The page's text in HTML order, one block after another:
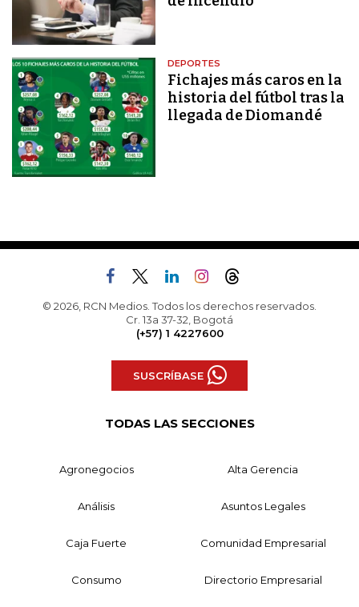
DEPORTES
Fichajes más caros en la
historia del fútbol tras la
llegada de Diomandé
© 2026, RCN Medios. Todos los derechos reservados.
Cr. 13a 37-32, Bogotá
(+57) 1 4227600
SUSCRÍBASE
TODAS LAS SECCIONES
Agronegocios Alta Gerencia
Análisis Asuntos Legales
Caja Fuerte Comunidad Empresarial
Consumo Directorio Empresarial